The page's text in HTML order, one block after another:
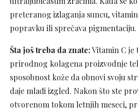
preteranog izlaganja suncu,
popravku ili sprečava pigmentaciju.
Šta još treba da znate:Vitamin C je
prirodnog kolagena proizvodnje
sposobnost kože da obnovi svoju
daje mlađi izgled. Nakon što ste
otvorenom tokom letnjih meseci,